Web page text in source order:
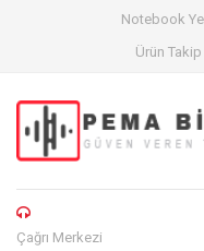
Notebook
Ürün Takip
Çağrı Merkezi